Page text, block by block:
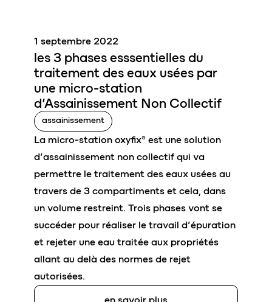
les 3 phases esssentielles du
traitement des eaux usées par
une micro-station
d’Assainissement Non Collectif
1 septembre 2022
assainissement
La micro-station oxyfix® est une solution
d’assainissement non collectif qui va
permettre le traitement des eaux usées au
travers de 3 compartiments et cela, dans
un volume restreint. Trois phases vont se
succéder pour réaliser le travail d’épuration
et rejeter une eau traitée aux propriétés
allant au delà des normes de rejet
autorisées.